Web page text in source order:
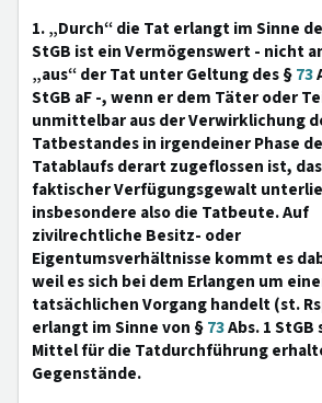
1. „Durch“ die Tat erlangt im Sinne
StGB ist ein Vermögenswert - nicht
„aus“ der Tat unter Geltung des §73
StGB aF -, wenn er dem Täter oder
unmittelbar aus der Verwirklichung
Tatbestandes in irgendeiner Phase
Tatablaufs derart zugeflossen ist,
faktischer Verfügungsgewalt
insbesondere also die Tatbeute. Auf
zivilrechtliche Besitz- oder
Eigentumsverhältnisse kommt es
weil es sich bei dem Erlangen um
tatsächlichen Vorgang handelt (st.
erlangt im Sinne von §73Abs. 1 StGB
Mittel für die Tatdurchführung
Gegenstände.